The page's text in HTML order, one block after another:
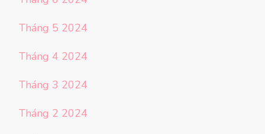
Tháng 5 2024
Tháng 4 2024
Tháng 3 2024
Tháng 2 2024